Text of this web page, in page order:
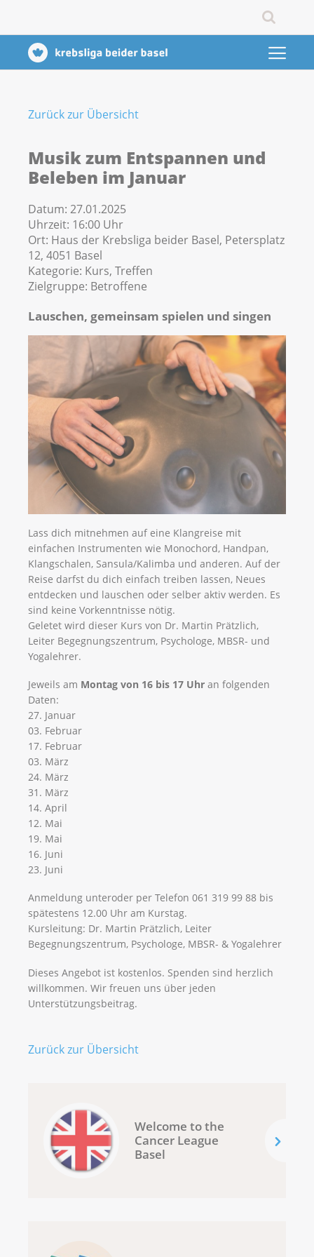
Zurück zur Übersicht
Musik zum Entspannen und
Beleben im Januar
Datum: 27.01.2025
Uhrzeit: 16:00 Uhr
Ort: Haus der Krebsliga beider Basel, Petersplatz
12, 4051 Basel
Kategorie: Kurs, Treffen
Zielgruppe: Betroffene
Lauschen, gemeinsam spielen und singen
Lass dich mitnehmen auf eine Klangreise mit
einfachen Instrumenten wie Monochord, Handpan,
Klangschalen, Sansula/Kalimba und anderen. Auf der
Reise darfst du dich einfach treiben lassen, Neues
entdecken und lauschen oder selber aktiv werden. Es
sind keine Vorkenntnisse nötig.
Geletet wird dieser Kurs von Dr. Martin Prätzlich,
Leiter Begegnungszentrum, Psychologe, MBSR- und
Yogalehrer.
Jeweils am Montag von 16 bis 17 Uhr an folgenden
Daten:
27. Januar
03. Februar
17. Februar
03. März
24. März
31. März
14. April
12. Mai
19. Mai
16. Juni
23. Juni
Anmeldung unteroder per Telefon 061 319 99 88 bis
spätestens 12.00 Uhr am Kurstag.
Kursleitung: Dr. Martin Prätzlich, Leiter
Begegnungszentrum, Psychologe, MBSR- & Yogalehrer
Dieses Angebot ist kostenlos. Spenden sind herzlich
willkommen. Wir freuen uns über jeden
Unterstützungsbeitrag.
Zurück zur Übersicht
Welcome to the
Cancer League
Basel